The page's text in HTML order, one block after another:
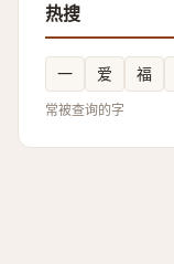
热搜
一 爱 福
常被查询的字